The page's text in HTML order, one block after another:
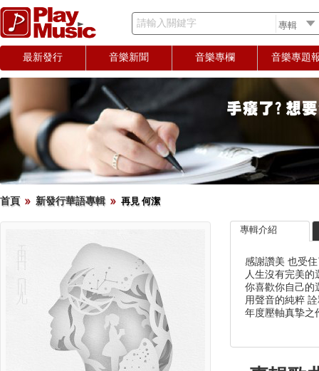
請輸入關鍵字
最新發行 音樂新聞 音樂專欄 音樂專題
首頁 新發行華語專輯 再見 何潔
專輯介紹
感謝讚美 也受
人生沒有完美的
你喜歡你自己的
用聲音的純粹
年度壓軸真摯之